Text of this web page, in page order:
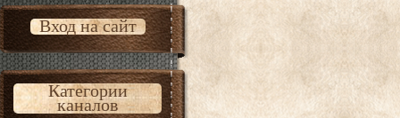
Вход на сайт
Категории
каналов